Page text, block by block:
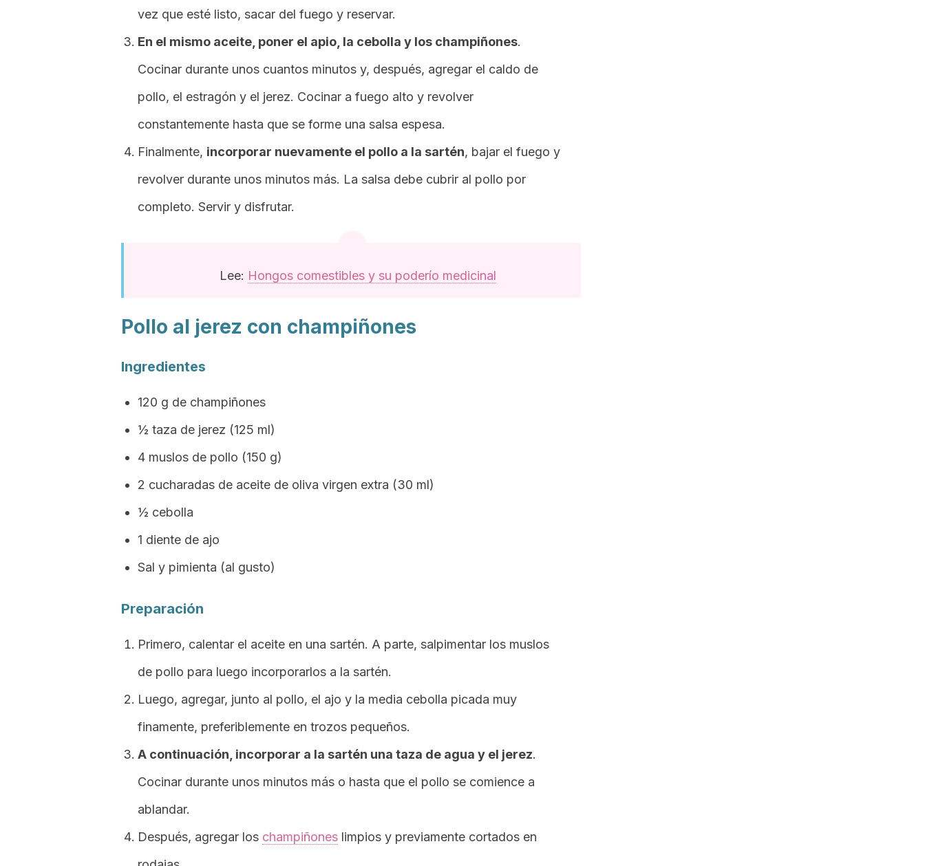
vez que esté listo, sacar del fuego y reservar.
En el mismo aceite, poner el apio, la cebolla y los champiñones.
Cocinar durante unos cuantos minutos y, después, agregar el caldo de
pollo, el estragón y el jerez. Cocinar a fuego alto y revolver
constantemente hasta que se forme una salsa espesa.
Finalmente, incorporar nuevamente el pollo a la sartén, bajar el fuego y
revolver durante unos minutos más. La salsa debe cubrir al pollo por
completo. Servir y disfrutar.
Lee: Hongos comestibles y su poderío medicinal
Pollo al jerez con champiñones
Ingredientes
120 g de champiñones
½ taza de jerez (125 ml)
4 muslos de pollo (150 g)
2 cucharadas de aceite de oliva virgen extra (30 ml)
½ cebolla
1 diente de ajo
Sal y pimienta (al gusto)
Preparación
Primero, calentar el aceite en una sartén. A parte, salpimentar los muslos
de pollo para luego incorporarlos a la sartén.
Luego, agregar, junto al pollo, el ajo y la media cebolla picada muy
finamente, preferiblemente en trozos pequeños.
A continuación, incorporar a la sartén una taza de agua y el jerez.
Cocinar durante unos minutos más o hasta que el pollo se comience a
ablandar.
Después, agregar los champiñones limpios y previamente cortados en